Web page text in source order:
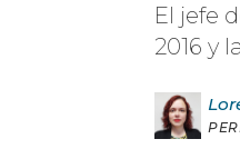
El jefe
2016 y